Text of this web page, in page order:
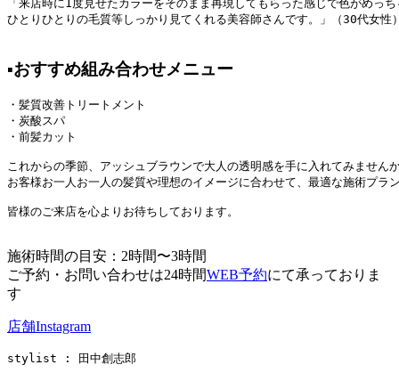
「来店時に1度見せたカラーをそのまま再現してもらった感じで色がめっ
ひとりひとりの毛質等しっかり見てくれる美容師さんです。」（30代女性
▪️おすすめ組み合わせメニュー
・髪質改善トリートメント
・炭酸スパ
・前髪カット
これからの季節、アッシュブラウンで大人の透明感を手に入れてみません
お客様お一人お一人の髪質や理想のイメージに合わせて、最適な施術プラ
皆様のご来店を心よりお待ちしております。
施術時間の目安：2時間〜3時間
ご予約・お問い合わせは24時間WEB予約にて承っておりま
す
店舗Instagram
stylist : 田中創志郎